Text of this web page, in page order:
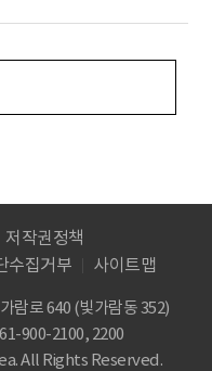
저작권정책
수집거부
사이트맵
람로 640 (빛가람동 352)
900-2100, 2200
All Rights Reserved.